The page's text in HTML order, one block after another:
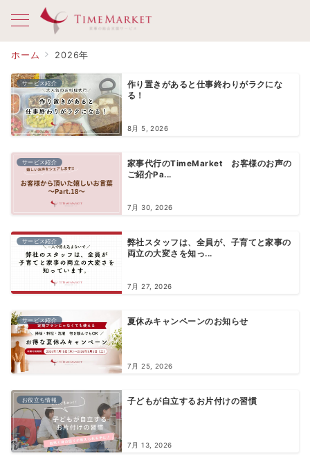
ホーム 2026年
サービス紹介
作り置きがあると仕事終わりがラクにな
る！
8月 5, 2026
サービス紹介
家事代行のTimeMarket お客様のお声の
ご紹介Pa...
7月 30, 2026
サービス紹介
弊社スタッフは、全員が、子育てと家事の
両立の大変さを知っ...
7月 27, 2026
サービス紹介 夏休みキャンペーンのお知らせ
7月 25, 2026
お役立ち情報 子どもが自立するお片付けの習慣
7月 13, 2026